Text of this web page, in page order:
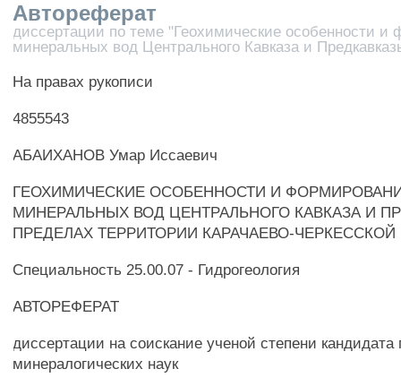
Автореферат
диссертации по теме "Геохимические особенности и
минеральных вод Центрального Кавказа и
На правах рукописи
4855543
АБАИХАНОВ Умар Иссаевич
ГЕОХИМИЧЕСКИЕ ОСОБЕННОСТИ И
МИНЕРАЛЬНЫХ ВОД ЦЕНТРАЛЬНОГО КАВКАЗА И
ПРЕДЕЛАХ ТЕРРИТОРИИ КАРАЧАЕВО-
Специальность 25.00.07 - Гидрогеология
АВТОРЕФЕРАТ
диссертации на соискание ученой степени кандидата
минералогических наук